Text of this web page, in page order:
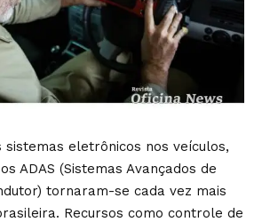
sistemas eletrônicos nos veículos,
ADAS (Sistemas Avançados de
tornaram-se cada vez mais
Recursos como controle de